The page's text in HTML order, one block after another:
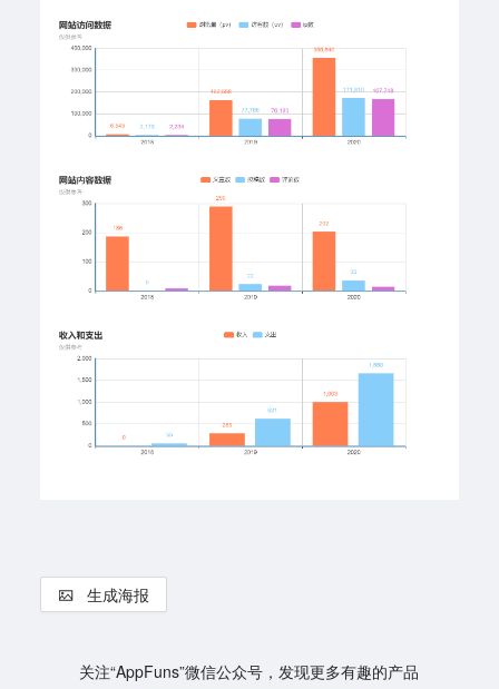
生成海报
关注“AppFuns”微信公众号，发现更多有趣的产品